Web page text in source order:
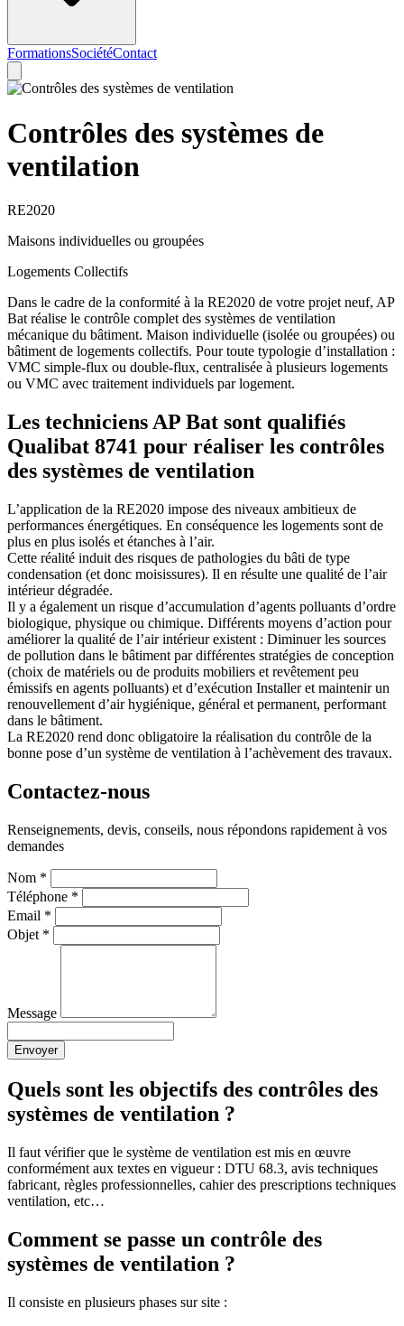
FormationsSociétéContact
Contrôles des systèmes de
ventilation
RE2020
Maisons individuelles ou groupées
Logements Collectifs
Dans le cadre de la conformité à la RE2020 de votre projet neuf, AP
Bat réalise le contrôle complet des systèmes de ventilation
mécanique du bâtiment. Maison individuelle (isolée ou groupées) ou
bâtiment de logements collectifs. Pour toute typologie d’installation :
VMC simple-flux ou double-flux, centralisée à plusieurs logements
ou VMC avec traitement individuels par logement.
Les techniciens AP Bat sont qualifiés
Qualibat 8741 pour réaliser les contrôles
des systèmes de ventilation
L’application de la RE2020 impose des niveaux ambitieux de
performances énergétiques. En conséquence les logements sont de
plus en plus isolés et étanches à l’air.
Cette réalité induit des risques de pathologies du bâti de type
condensation (et donc moisissures). Il en résulte une qualité de l’air
intérieur dégradée.
Il y a également un risque d’accumulation d’agents polluants d’ordre
biologique, physique ou chimique. Différents moyens d’action pour
améliorer la qualité de l’air intérieur existent : Diminuer les sources
de pollution dans le bâtiment par différentes stratégies de conception
(choix de matériels ou de produits mobiliers et revêtement peu
émissifs en agents polluants) et d’exécution Installer et maintenir un
renouvellement d’air hygiénique, général et permanent, performant
dans le bâtiment.
La RE2020 rend donc obligatoire la réalisation du contrôle de la
bonne pose d’un système de ventilation à l’achèvement des travaux.
Contactez-nous
Renseignements, devis, conseils, nous répondons rapidement à vos
demandes
Nom *
Téléphone *
Email *
Objet *
Message
Envoyer
Quels sont les objectifs des contrôles des
systèmes de ventilation ?
Il faut vérifier que le système de ventilation est mis en œuvre
conformément aux textes en vigueur : DTU 68.3, avis techniques
fabricant, règles professionnelles, cahier des prescriptions techniques
ventilation, etc…
Comment se passe un contrôle des
systèmes de ventilation ?
Il consiste en plusieurs phases sur site :